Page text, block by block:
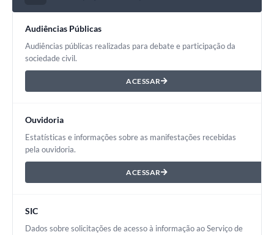
Audiências Públicas
Audiências públicas realizadas para debate e participação da
sociedade civil.
ACESSAR
Ouvidoria
Estatísticas e informações sobre as manifestações recebidas
pela ouvidoria.
ACESSAR
SIC
Dados sobre solicitações de acesso à informação ao Serviço de